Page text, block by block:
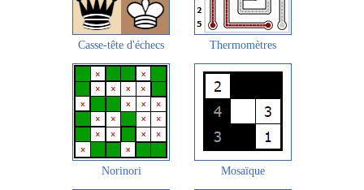
Casse-tête d'échecs Thermomètres
Norinori Mosaïque